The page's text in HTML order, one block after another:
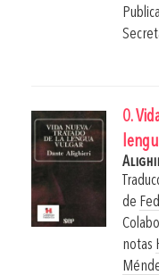
0.
de
notas